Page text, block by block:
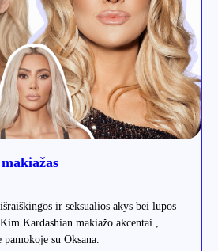
ir seksualios akys bei lūpos –
Kardashian makiažo akcentai.,
su Oksana.